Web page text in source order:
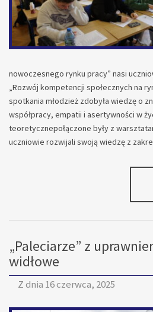
nowoczesnego rynku pracy” nasi
„Rozwój kompetencji społecznych na
spotkania młodzież zdobyła wiedzę o
współpracy, empatii i asertywności w
teoretycznepołączone były z
uczniowie rozwijali swoją wiedzę z
„Paleciarze” z
widłowe
Z dnia 16 czerwca, 2025